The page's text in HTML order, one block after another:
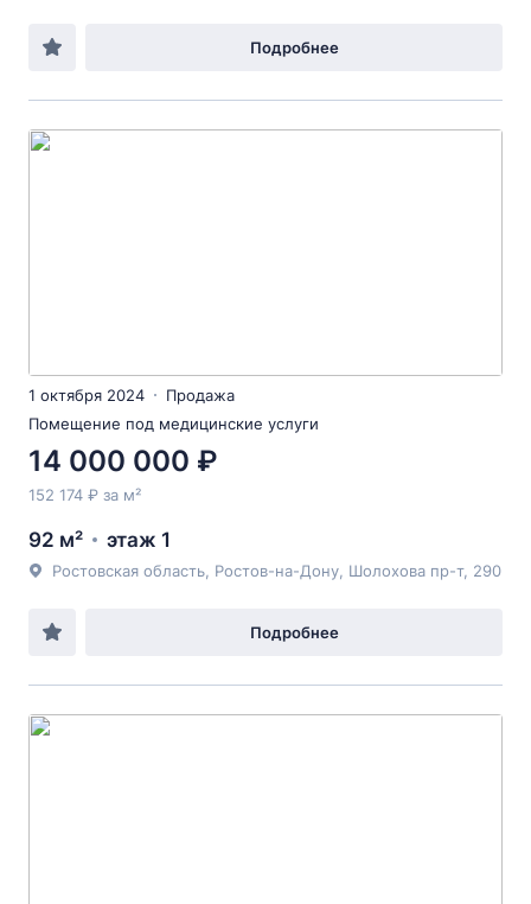
Подробнее
1 октября 2024
Продажа
Помещение под медицинские услуги
14 000 000 ₽
152 174 ₽ за м²
92 м² этаж 1
Ростовская область, Ростов-на-Дону, Шолохова пр-т, 290
Подробнее